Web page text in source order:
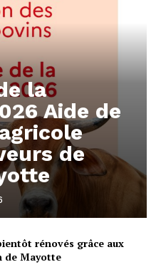
la
Aide de
de
rénovés grâce aux
de Mayotte